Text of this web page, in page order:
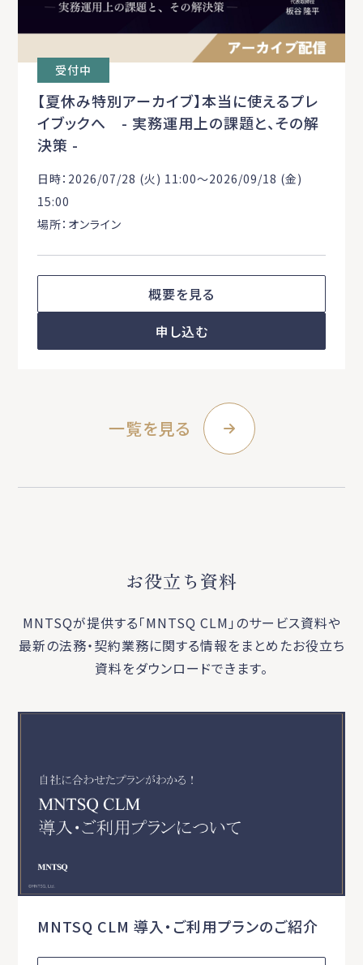
受付中
【夏休み特別アーカイブ】本当に使えるプレ
イブックへ - 実務運用上の課題と、その解
決策 -
日時：2026/07/28 (火) 11:00〜2026/09/18 (金)
15:00
場所：オンライン
概要を見る
申し込む
一覧を見る
お役立ち資料
MNTSQが提供する「MNTSQ CLM」のサービス資料や
最新の法務・契約業務に関する情報をまとめたお役立ち
資料をダウンロードできます。
MNTSQ CLM 導入・ご利用プランのご紹介